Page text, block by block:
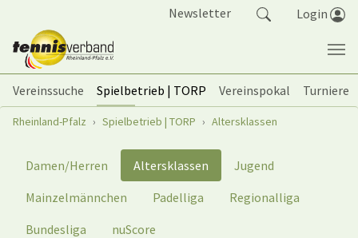
Newsletter Login
Vereinssuche Spielbetrieb | TORP Vereinspokal
Turniere
Sie sind hier:
Rheinland-Pfalz Spielbetrieb | TORP Altersklassen
Damen/Herren Altersklassen
Jugend
Mainzelmännchen
Padelliga
Regionalliga
Bundesliga
nuScore